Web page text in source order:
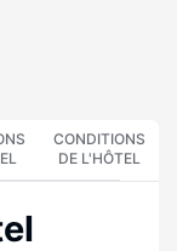
CONDITIONS
DE L'HÔTEL